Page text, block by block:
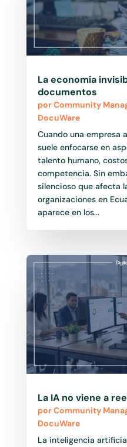
La economía
documentos
porCommunity
DocuWare
Cuando una empresa
suele enfocarse en
talento humano,
competencia. Sin
silencioso que afecta
organizaciones en
aparece en los...
La IA no viene a
porCommunity
DocuWare
La inteligencia